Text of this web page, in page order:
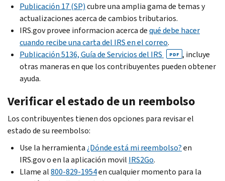
Publicación 17 (SP)cubre una amplia gama de temas y
actualizaciones acerca de cambios tributarios.
IRS.gov provee informacion acerca dequé debe hacer
cuando recibe una carta del IRS en el correo.
Publicación 5136, Guía de Servicios del IRS
PDF , incluye
otras maneras en que los contribuyentes pueden obtener
ayuda.
Verificar el estado de un reembolso
Los contribuyentes tienen dos opciones para revisar el
estado de su reembolso:
Use la herramienta ¿Dónde está mi reembolso?en
IRS.gov o en la aplicación movil IRS2Go.
Llame al800-829-1954en cualquier momento para la